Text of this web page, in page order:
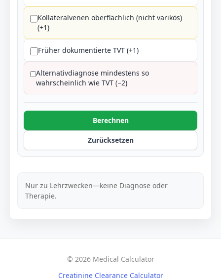
Kollateralvenen oberflächlich (nicht varikös)
(+1)
Früher dokumentierte TVT (+1)
Alternativdiagnose mindestens so
wahrscheinlich wie TVT (−2)
Berechnen
Zurücksetzen
Nur zu Lehrzwecken—keine Diagnose oder
Therapie.
© 2026 Medical Calculator
Creatinine Clearance Calculator